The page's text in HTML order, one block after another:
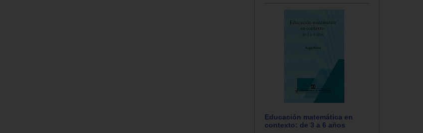
Educación matemática en
contexto: de 3 a 6 años